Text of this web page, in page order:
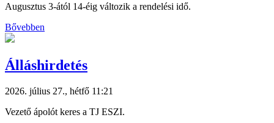
Augusztus 3-ától 14-éig változik a rendelési idő.
Bővebben
Álláshirdetés
2026. július 27., hétfő 11:21
Vezető ápolót keres a TJ ESZI.